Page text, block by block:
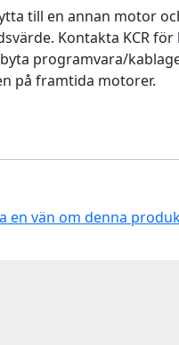
till en annan motor
Kontakta KCR
programvara/
på framtida motorer.
en vän om denna